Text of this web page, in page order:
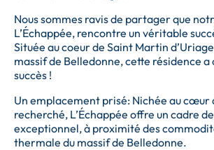
Nous sommes ravis de partager que
L’Échappée, rencontre un véritable
Située au coeur de Saint Martin
massif de Belledonne, cette résidence a
succès !
Un emplacement prisé: Nichée au cœur
recherché, L’Échappée offre un cadre
exceptionnel, à proximité des
thermale du massif de Belledonne.